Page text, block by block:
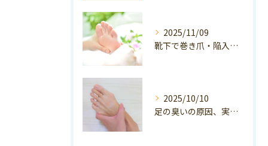
2025/11/09
靴下で巻き爪・陥入爪の予防はできる？おすすめの靴下を紹介！
2025/10/10
足の臭いの原因、実は巻き爪かも？ニオイ対策と予防のポイントも解説！